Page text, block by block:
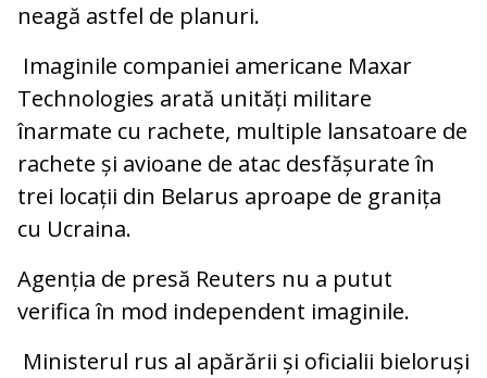
neagă astfel de planuri.
Imaginile companiei americane Maxar
Technologies arată unități militare
înarmate cu rachete, multiple lansatoare de
rachete și avioane de atac desfășurate în
trei locații din Belarus aproape de granița
cu Ucraina.
Agenția de presă Reuters nu a putut
verifica în mod independent imaginile.
Ministerul rus al apărării și oficialii bieloruși